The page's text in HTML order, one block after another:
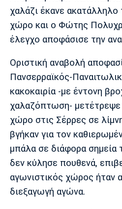
Πολιτισμός
Τραγούδια
Running
Media
Παρασκήνιο
Πρόγραμμα TV
Ιωνικός Κηφισιά
Μπαρτσελόνα
Ρεάλ
Μάντσεστερ
Γιουνάιτεντ
Τσέλσι
χαλάζι έκανε ακατάλληλο
χώρο και ο Φώτης
έλεγχο αποφάσισε την
Οριστική αναβολή
Πανσερραϊκός-
κακοκαιρία -με έντονη
χαλαζόπτωση- μετέτρεψε
χώρο στις Σέρρες σε
βγήκαν για τον
μπάλα σε διάφορα
δεν κύλησε πουθενά,
αγωνιστικός χώρος ήταν
διεξαγωγή αγώνα.